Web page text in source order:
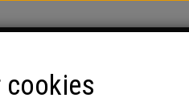
cookies